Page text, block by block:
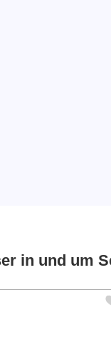
in und um